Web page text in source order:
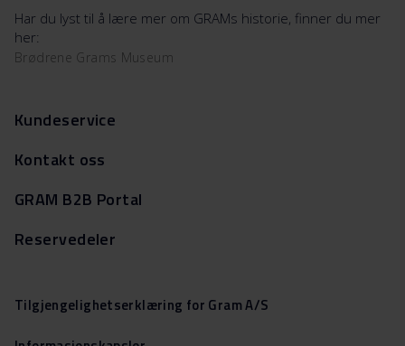
Har du lyst til å lære mer om GRAMs historie, finner du mer
her:
Brødrene Grams Museum
Kundeservice
Kontakt oss
GRAM B2B Portal
Reservedeler
Tilgjengelighetserklæring for Gram A/S